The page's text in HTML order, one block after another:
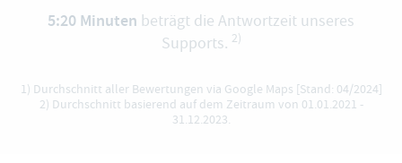
5:20 Minuten beträgt die Antwortzeit unseres
Supports. 2)
1) Durchschnitt aller Bewertungen via Google Maps [Stand: 04/2024]
2) Durchschnitt basierend auf dem Zeitraum von 01.01.2021 -
31.12.2023.